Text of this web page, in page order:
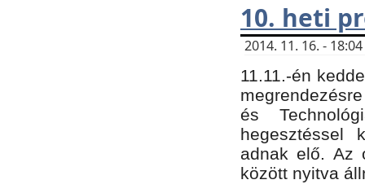
10. heti
2014. 11. 16. -
11.11.-én
és
hegesztéssel
adnak elő. Az
között nyitva